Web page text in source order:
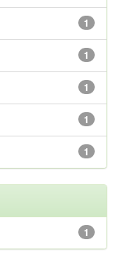
1
1
1
1
1
1